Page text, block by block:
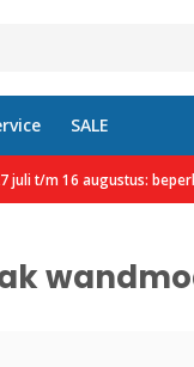
SALE
juli t/m 16 augustus: